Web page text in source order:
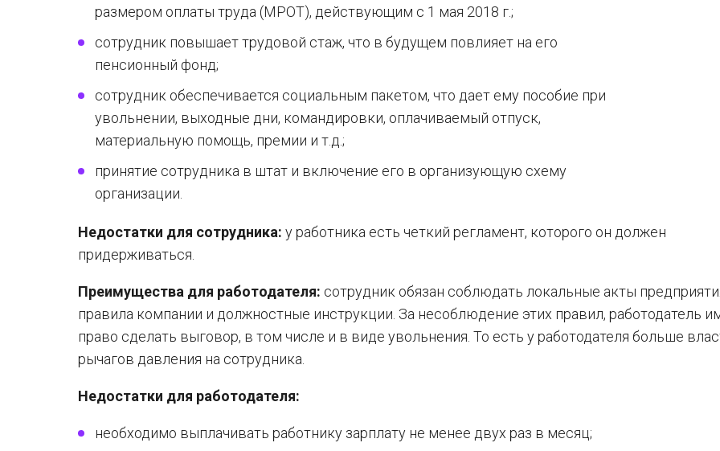
размером оплаты труда (МРОТ), действующим с 1 мая 2018 г.;
сотрудник повышает трудовой стаж, что в будущем повлияет на его
пенсионный фонд;
сотрудник обеспечивается социальным пакетом, что дает ему пособие при
увольнении, выходные дни, командировки, оплачиваемый отпуск,
материальную помощь, премии и т.д.;
принятие сотрудника в штат и включение его в организующую схему
организации.
Недостатки для сотрудника: у работника есть четкий регламент, которого он должен
придерживаться.
Преимущества для работодателя: сотрудник обязан соблюдать локальные акты
правила компании и должностные инструкции. За несоблюдение этих правил, работодатель
право сделать выговор, в том числе и в виде увольнения. То есть у работодателя больше
рычагов давления на сотрудника.
Недостатки для работодателя:
необходимо выплачивать работнику зарплату не менее двух раз в месяц;